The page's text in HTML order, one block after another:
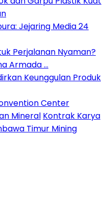
Jejaring Media 24
Perjalanan Nyaman?
Armada …
Keunggulan Produk
Center
Mineral Kontrak Karya
Timur Mining